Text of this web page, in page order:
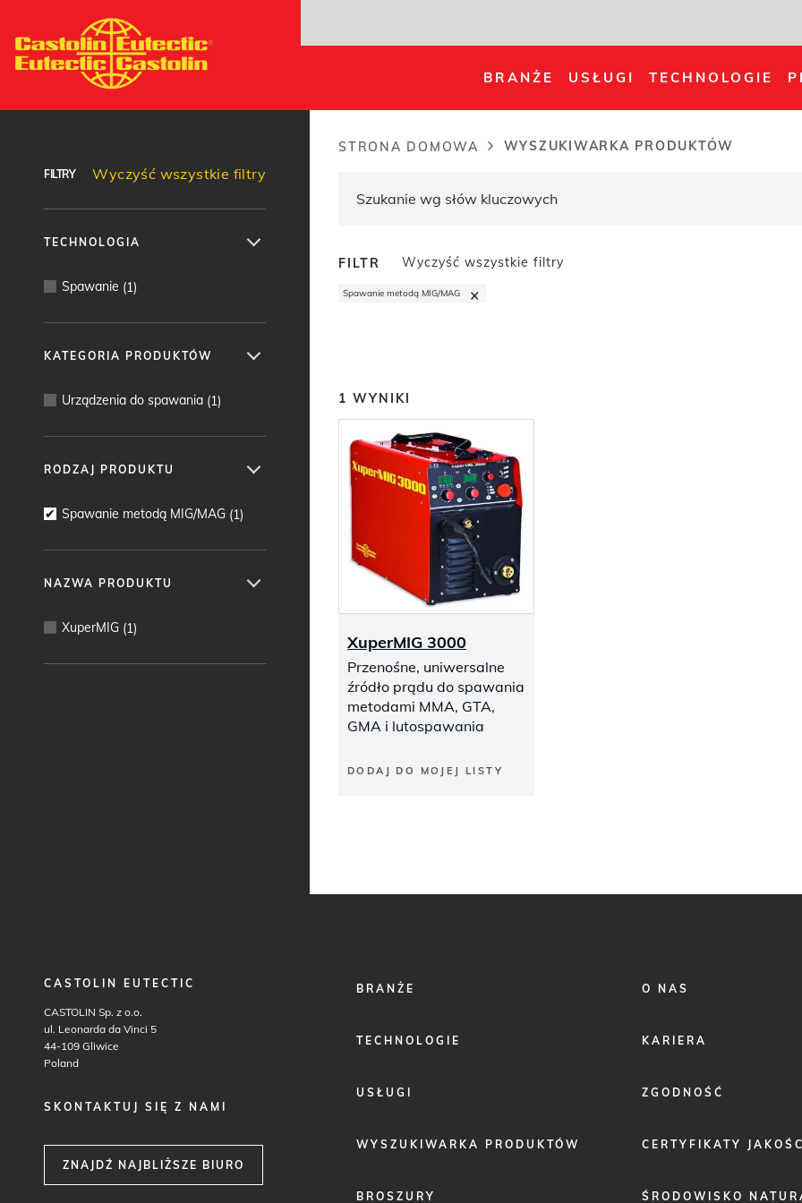
do
treści
BRANŻE USŁUGI TECHNOLOGIE
FILTRY Wyczyść wszystkie filtry
TECHNOLOGIA
Spawanie (1)
KATEGORIA PRODUKTÓW
Urządzenia do spawania (1)
RODZAJ PRODUKTU
Spawanie metodą MIG/MAG (1)
NAZWA PRODUKTU
XuperMIG (1)
STRONA DOMOWA WYSZUKIWARKA PRODUKTÓW
FILTR Wyczyść wszystkie filtry
Spawanie metodą MIG/MAG ×
1 WYNIKI
XuperMIG 3000
Przenośne, uniwersalne
źródło prądu do spawania
metodami MMA, GTA,
GMA i lutospawania
DODAJ DO MOJEJ LISTY
CASTOLIN EUTECTIC
CASTOLIN Sp. z o.o.
ul. Leonarda da Vinci 5
44-109 Gliwice
Poland
SKONTAKTUJ SIĘ Z NAMI
ZNAJDŹ NAJBLIŻSZE BIURO
FOOTERBRANŻE
TECHNOLOGIE
USŁUGI
WYSZUKIWARKA PRODUKTÓW
BROSZURY
FOOTER
O NAS
KARIERA
ZGODNOŚĆ
CERTYFIKATY
ŚRODOWISKO